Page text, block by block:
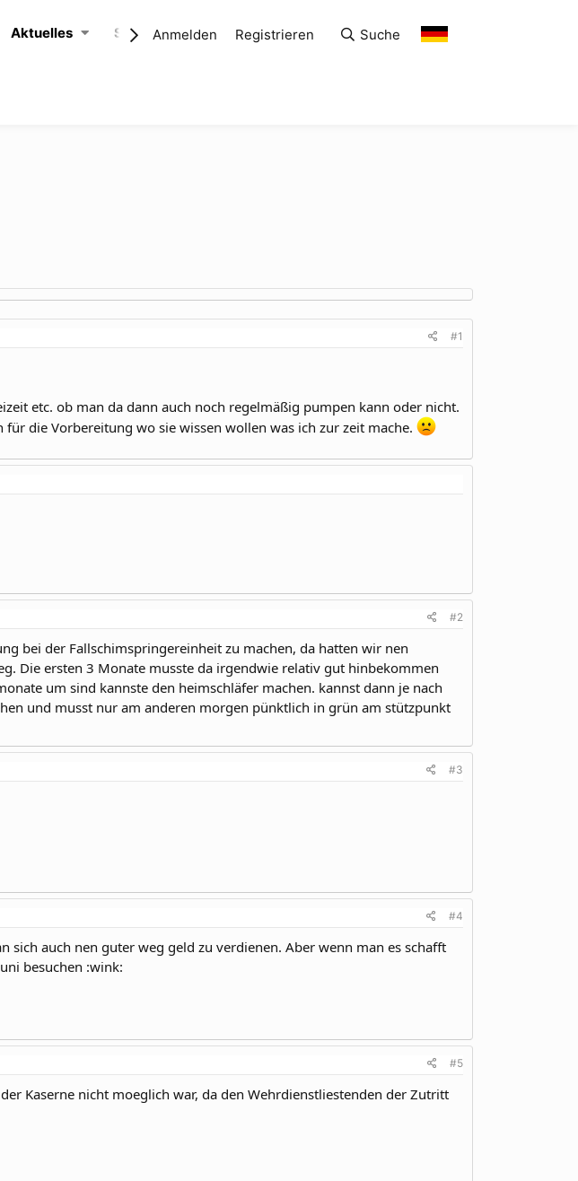
Aktuelles Shop Anmelden Registrieren Suche
#1
etc. ob man da dann auch noch regelmäßig pumpen kann oder nicht.
die Vorbereitung wo sie wissen wollen was ich zur zeit mache.
#2
bei der Fallschimspringereinheit zu machen, da hatten wir nen
Die ersten 3 Monate musste da irgendwie relativ gut hinbekommen
um sind kannste den heimschläfer machen. kannst dann je nach
und musst nur am anderen morgen pünktlich in grün am stützpunkt
#3
#4
sich auch nen guter weg geld zu verdienen. Aber wenn man es schafft
besuchen :wink:
#5
Kaserne nicht moeglich war, da den Wehrdienstliestenden der Zutritt